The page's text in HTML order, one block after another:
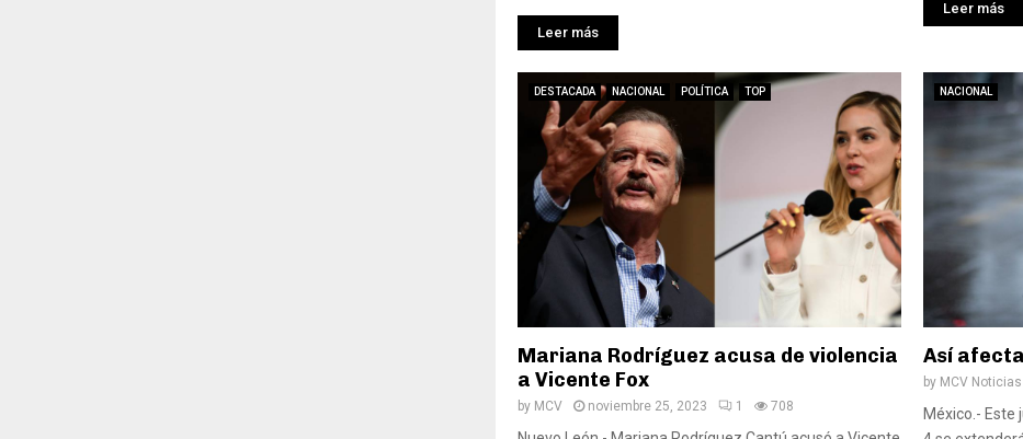
Leer más
Leer más
DESTACADA NACIONAL POLÍTICA TOP
Mariana Rodríguez acusa de violencia
a Vicente Fox
by MCV noviembre 25, 2023 1 708
NACIONAL
Así
by MCV Noticias
México.-